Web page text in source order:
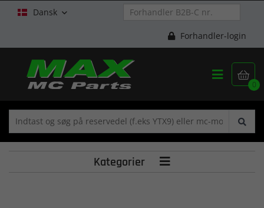
Dansk 
Forhandler-login

0

Kategorier 